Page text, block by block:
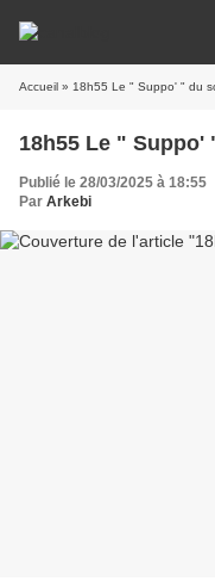
Accueil » 18h55 Le " Suppo' " du
18h55 Le " Suppo'
Publié le 28/03/2025 à 18:55
Par Arkebi